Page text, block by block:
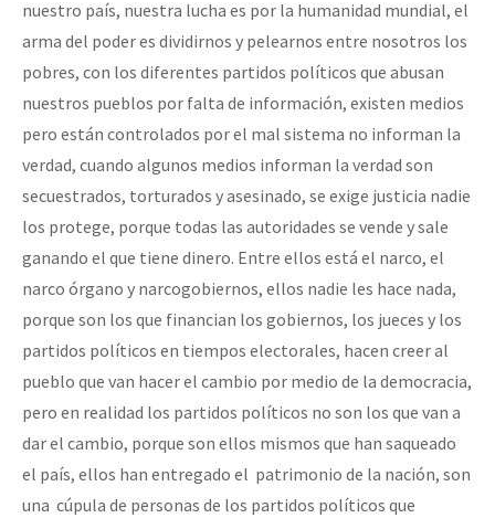
nuestro país, nuestra lucha es por la humanidad mundial, el
arma del poder es dividirnos y pelearnos entre nosotros los
pobres, con los diferentes partidos políticos que abusan
nuestros pueblos por falta de información, existen medios
pero están controlados por el mal sistema no informan la
verdad, cuando algunos medios informan la verdad son
secuestrados, torturados y asesinado, se exige justicia nadie
los protege, porque todas las autoridades se vende y sale
ganando el que tiene dinero. Entre ellos está el narco, el
narco órgano y narcogobiernos, ellos nadie les hace nada,
porque son los que financian los gobiernos, los jueces y los
partidos políticos en tiempos electorales, hacen creer al
pueblo que van hacer el cambio por medio de la democracia,
pero en realidad los partidos políticos no son los que van a
dar el cambio, porque son ellos mismos que han saqueado
el país, ellos han entregado el patrimonio de la nación, son
una cúpula de personas de los partidos políticos que